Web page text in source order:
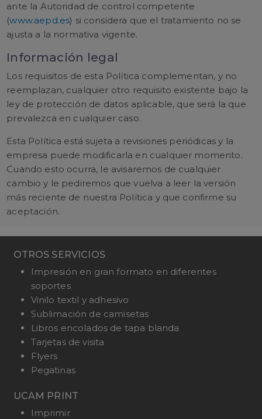
ante la Autoridad de control competente
(www.aepd.es) si considera que el tratamiento no se
ajusta a la normativa vigente.
Información legal
Los requisitos de esta Política complementan, y no
reemplazan, cualquier otro requisito existente bajo la
ley de protección de datos aplicable, que será la que
prevalezca en cualquier caso.
Esta Política está sujeta a revisiones periódicas y la
empresa puede modificarla en cualquier momento.
Cuando esto ocurra, le avisaremos de cualquier
cambio y le pediremos que vuelva a leer la versión
más reciente de nuestra Política y que confirme su
aceptación.
OTROS SERVICIOS
Impresión en gran formato en diferentes
soportes
Vinilo textil y adhesivo
Sublimación de camisetas
Libros encolados de tapa blanda
Tarjetas de visita
Flyers
Pegatinas
UCAM PRINT
Imprimir